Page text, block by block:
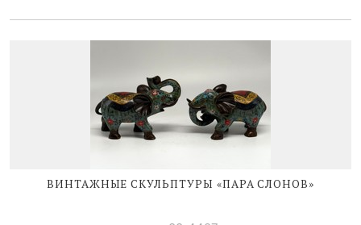
ВИНТАЖНЫЕ СКУЛЬПТУРЫ «ПАРА СЛОНОВ»